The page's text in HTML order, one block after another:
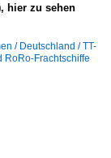
hier zu sehen
/ Deutschland / TT-
RoRo-Frachtschiffe